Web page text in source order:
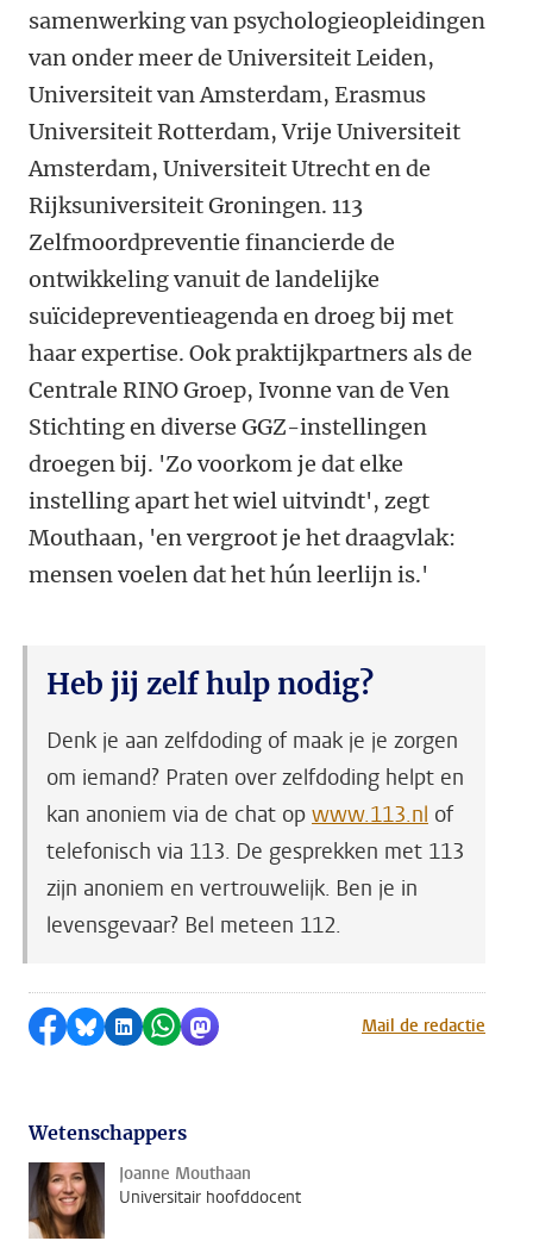
samenwerking van psychologieopleidingen
van onder meer de Universiteit Leiden,
Universiteit van Amsterdam, Erasmus
Universiteit Rotterdam, Vrije Universiteit
Amsterdam, Universiteit Utrecht en de
Rijksuniversiteit Groningen. 113
Zelfmoordpreventie financierde de
ontwikkeling vanuit de landelijke
suïcidepreventieagenda en droeg bij met
haar expertise. Ook praktijkpartners als de
Centrale RINO Groep, Ivonne van de Ven
Stichting en diverse GGZ-instellingen
droegen bij. 'Zo voorkom je dat elke
instelling apart het wiel uitvindt', zegt
Mouthaan, 'en vergroot je het draagvlak:
mensen voelen dat het hún leerlijn is.'
Heb jij zelf hulp nodig?
Denk je aan zelfdoding of maak je je zorgen
om iemand? Praten over zelfdoding helpt en
kan anoniem via de chat op www.113.nl of
telefonisch via 113. De gesprekken met 113
zijn anoniem en vertrouwelijk. Ben je in
levensgevaar? Bel meteen 112.
Delen op Facebook
Delen via Bluesky
Delen op LinkedIn
Delen via WhatsApp
Delen via MastodonMail de redactie
Wetenschappers
Joanne Mouthaan
Universitair hoofddocent